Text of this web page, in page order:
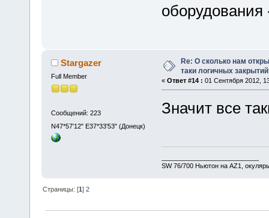
Stargazer
Full Member
Сообщений: 223
N47*57'12" E37*33'53" (Донецк)
Re: О сколько нам
таки логичных
« Ответ #14 : 01 Сентября 2012,
Значит все
SW 76/700 Ньютон на AZ1,
Страницы: [1]2